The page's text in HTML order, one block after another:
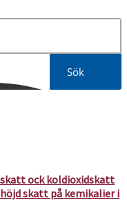
Sök
ock koldioxidskatt
skatt på kemikalier i